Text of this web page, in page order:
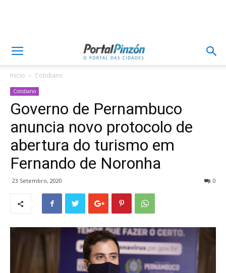
Inicio Cotidiano
Cotidiano
Governo de Pernambuco
anuncia novo protocolo de
abertura do turismo em
Fernando de Noronha
23 Setembro, 2020 0